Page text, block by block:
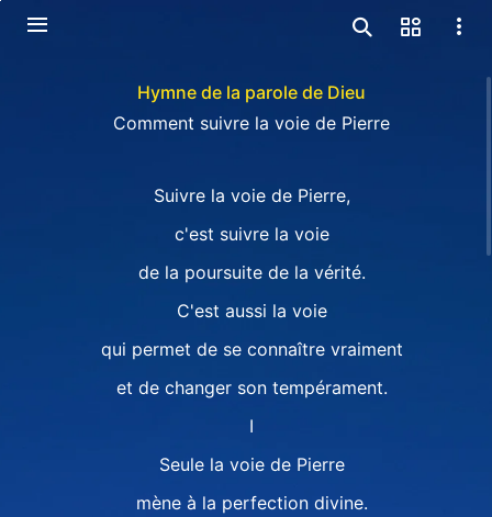
Hymne de la parole de Dieu
Comment suivre la voie de Pierre
Suivre la voie de Pierre,
c'est suivre la voie
de la poursuite de la vérité.
C'est aussi la voie
qui permet de se connaître vraiment
et de changer son tempérament.
I
Seule la voie de Pierre
mène à la perfection divine.